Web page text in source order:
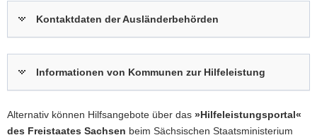
Kontaktdaten der Ausländerbehörden
Informationen von Kommunen zur Hilfeleistung
Alternativ können Hilfsangebote über das »Hilfeleistungsportal«
des Freistaates Sachsen beim Sächsischen Staatsministerium